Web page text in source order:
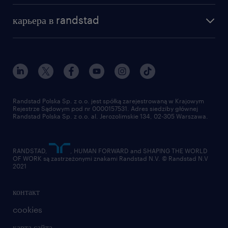
институт исследований randstad
для медиа
для поставщиков
карьера в randstad
наш мир
работа в randstad
отправить резюме
контакт
cookies
Randstad Polska Sp. z o.o. jest spółką zarejestrowaną w Krajowym
Rejestrze Sądowym pod nr 0000157531. Adres siedziby głównej
Randstad Polska Sp. z o.o. al. Jerozolimskie 134, 02-305 Warszawa.
RANDSTAD,
, HUMAN FORWARD and SHAPING THE WORLD
OF WORK są zastrzeżonymi znakami Randstad N.V. © Randstad N.V
2021